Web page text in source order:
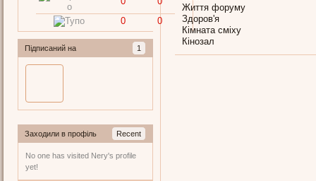
0
0
Підписаний на 1
Заходили в профіль Recent
No one has visited Nery's profile
yet!
Життя форуму
Здоров'я
Кімната сміху
Кінозал